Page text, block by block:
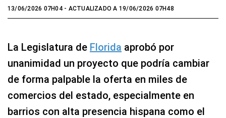
13/06/2026 07H04- ACTUALIZADO A 19/06/2026 07H48
La Legislatura de Florida aprobó por
unanimidad un proyecto que podría cambiar
de forma palpable la oferta en miles de
comercios del estado, especialmente en
barrios con alta presencia hispana como el